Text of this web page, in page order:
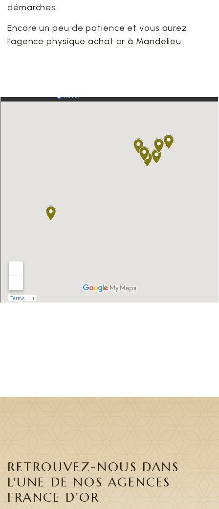
démarches.
Encore un peu de patience et vous aurez
l’agence physique achat or à Mandelieu.
RETROUVEZ-NOUS DANS
L'UNE DE NOS AGENCES
FRANCE D'OR